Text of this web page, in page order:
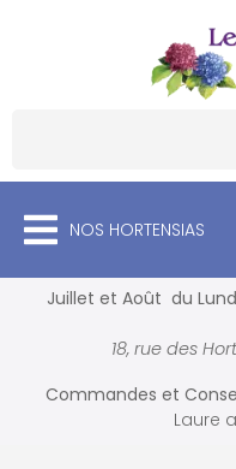
NOS HORTENSIAS
Juillet et Août du
18, rue des
Commandes et
Laure